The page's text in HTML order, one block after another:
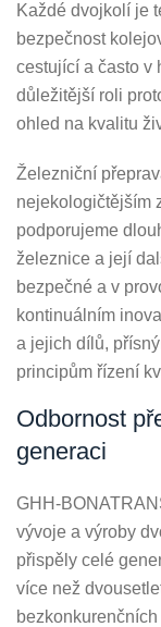
Každé dvojkolí je
bezpečnost
cestující a často v
důležitější roli
ohled na kvalitu
Železniční
nejekologičtějším
podporujeme
železnice a její
bezpečné a v
kontinuálním
a jejich dílů,
principům řízení
Odbornost
generaci
GHH-
vývoje a výroby
přispěly celé
více než